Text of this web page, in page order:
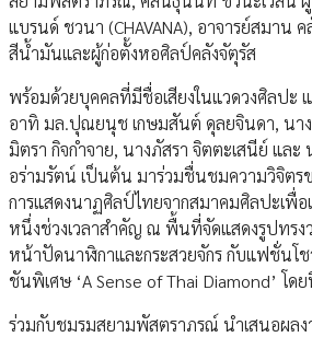
แบรนด์ ชวนา (CHAVANA), อาจารย์สมาน
สีน้ำมันและผู้ก่อตั้งหอศิลป์คลังจัตุรัส
พร้อมด้วยบุคคลที่มีชื่อเสียงในแวดวงศิลปะ
อาทิ มล.ปุณยนุช เกษมสันต์ ดุลยจินดา, นาง
มิตรา กิจกำจาย, นางภัสรา จิตตะเสนีย์ และ
อร่ามรัตน์ เป็นต้น มาร่วมชื่นชมความวิจิตร
การแสดงนาฏศิลป์ไทยจากสมาคมศิลปะเพื่อ
หนึ่งช่วงเวลาสำคัญ ณ พื้นที่จัดแสดงรูปทรง
หน้าปัดนาฬิกาและกระสวยจักร กับแฟชั่นโช
ชันพิเศษ ‘A Sense of Thai Diamond’ โด
ร่วมกับชมรมสยามพัสตราภรณ์ นำเสนอผล